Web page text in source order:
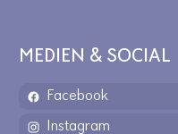
MEDIEN & SOCIAL
Facebook
Instagram